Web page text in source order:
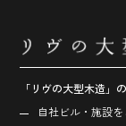
「リヴの大型木造」
自社ビル・施設